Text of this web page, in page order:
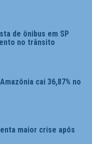
de ônibus em SP
no trânsito
cai 36,87% no
maior crise após